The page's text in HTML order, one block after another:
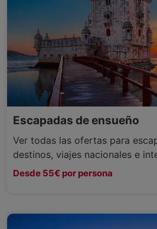
Escapadas de ensueño
Ver todas las ofertas para
destinos, viajes nacionales e
Desde 55€ por persona